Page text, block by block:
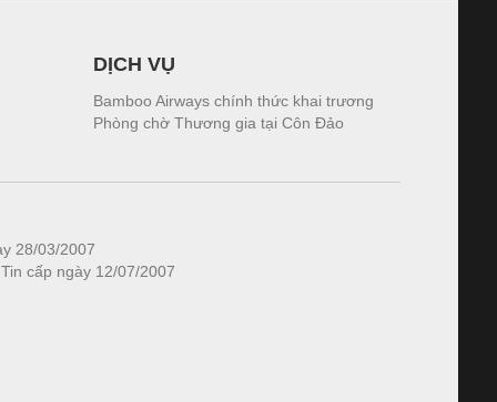
DỊCH VỤ
Bamboo Airways chính thức khai trương
Phòng chờ Thương gia tại Côn Đảo
28/03/2007
cấp ngày 12/07/2007